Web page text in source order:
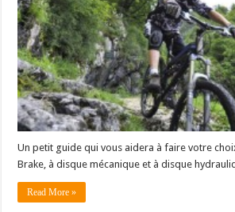
Un petit guide qui vous aidera à faire votre
Brake, à disque mécanique et à disque
Read More »